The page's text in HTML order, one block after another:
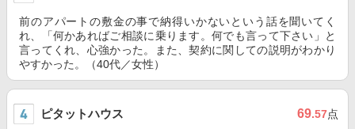
前のアパートの敷金の事で納得いかないという話を聞いてく
れ、「何かあればご相談に乗ります。何でも言って下さい」と
言ってくれ、心強かった。また、契約に関しての説明がわかり
やすかった。（40代／女性）
ピタットハウス 69.57点